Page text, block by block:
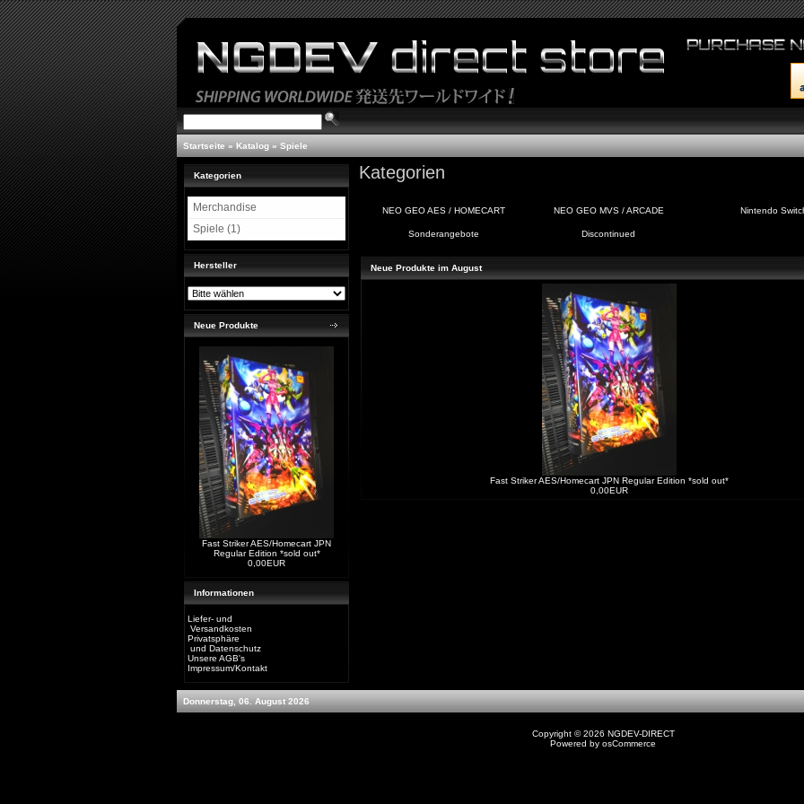
Startseite » Katalog » Spiele
Kategorien
Merchandise
Spiele (1)
Hersteller
Neue Produkte
Fast Striker AES/Homecart JPN
Regular Edition *sold out*
0,00EUR
Informationen
Liefer- und
Versandkosten
Privatsphäre
und Datenschutz
Unsere AGB's
Impressum/Kontakt
Kategorien
NEO GEO AES / HOMECART NEO GEO MVS / ARCADE Nintendo
Sonderangebote Discontinued
Neue Produkte im August
Fast Striker AES/Homecart JPN Regular Edition *sold out*
0,00EUR
Donnerstag, 06. August 2026
Copyright © 2026 NGDEV-DIRECT
Powered by osCommerce